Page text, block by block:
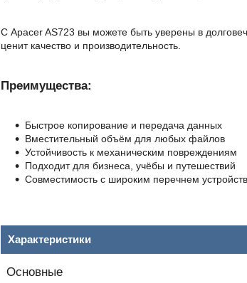
С Apacer AS723 вы можете быть уверены в
ценит качество и производительность.
Преимущества:
Быстрое копирование и передача данных
Вместительный объём для любых файлов
Устойчивость к механическим повреждениям
Подходит для бизнеса, учёбы и путешествий
Совместимость с широким перечнем устройств
Характеристики
Основные